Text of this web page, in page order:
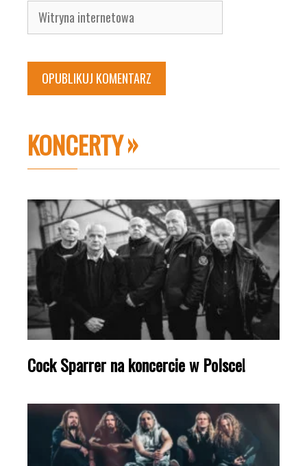
Witryna
internetowa
KONCERTY
Cock Sparrer na koncercie w Polsce!